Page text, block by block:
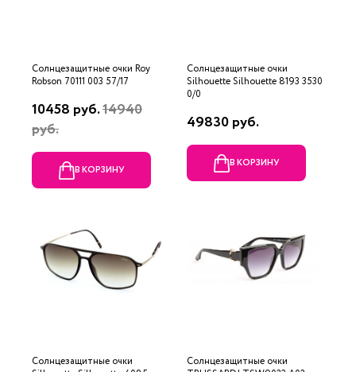
Солнцезащитные очки Roy
Robson 70111 003 57/17
10458 руб.14940
руб.
В КОРЗИНУ
Солнцезащитные очки
Silhouette Silhouette 8193 3530
0/0
49830 руб.
В КОРЗИНУ
Солнцезащитные очки
Солнцезащитные очки